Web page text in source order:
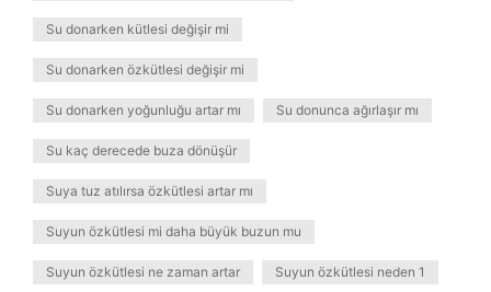
Su donarken kütlesi değişir mi
Su donarken özkütlesi değişir mi
Su donarken yoğunluğu artar mı Su donunca ağırlaşır mı
Su kaç derecede buza dönüşür
Suya tuz atılırsa özkütlesi artar mı
Suyun özkütlesi mi daha büyük buzun mu
Suyun özkütlesi ne zaman artar Suyun özkütlesi neden 1